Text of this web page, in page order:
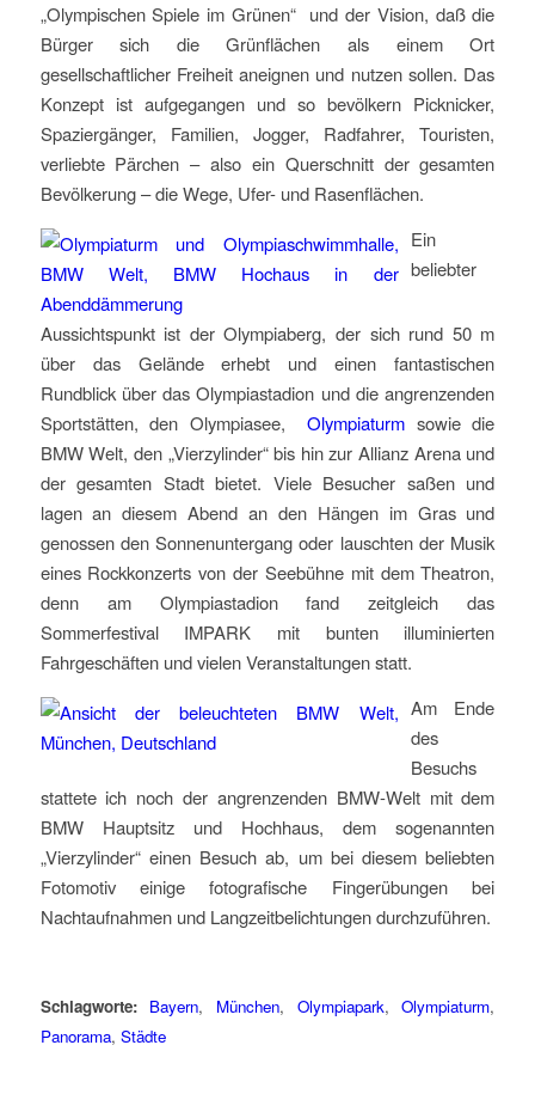
„Olympischen Spiele im Grünen“ und der Vision, daß die
Bürger sich die Grünflächen als einem Ort
gesellschaftlicher Freiheit aneignen und nutzen sollen. Das
Konzept ist aufgegangen und so bevölkern Picknicker,
Spaziergänger, Familien, Jogger, Radfahrer, Touristen,
verliebte Pärchen – also ein Querschnitt der gesamten
Bevölkerung – die Wege, Ufer- und Rasenflächen.
Ein
beliebter
Aussichtspunkt ist der Olympiaberg, der sich rund 50 m
über das Gelände erhebt und einen fantastischen
Rundblick über das Olympiastadion und die angrenzenden
Sportstätten, den Olympiasee,Olympiaturm sowie die
BMW Welt, den „Vierzylinder“ bis hin zur Allianz Arena und
der gesamten Stadt bietet. Viele Besucher saßen und
lagen an diesem Abend an den Hängen im Gras und
genossen den Sonnenuntergang oder lauschten der Musik
eines Rockkonzerts von der Seebühne mit dem Theatron,
denn am Olympiastadion fand zeitgleich das
Sommerfestival IMPARK mit bunten illuminierten
Fahrgeschäften und vielen Veranstaltungen statt.
Am Ende
des
Besuchs
stattete ich noch der angrenzenden BMW-Welt mit dem
BMW Hauptsitz und Hochhaus, dem sogenannten
„Vierzylinder“ einen Besuch ab, um bei diesem beliebten
Fotomotiv einige fotografische Fingerübungen bei
Nachtaufnahmen und Langzeitbelichtungen durchzuführen.
Schlagworte: Bayern, München, Olympiapark,Olympiaturm,
Panorama, Städte